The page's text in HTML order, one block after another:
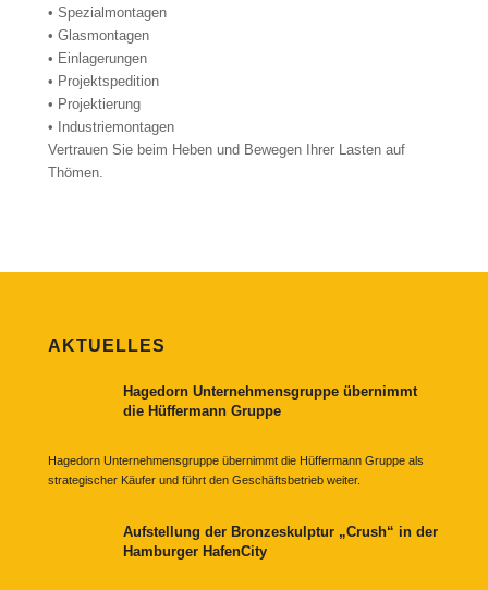
• Spezialmontagen
• Glasmontagen
• Einlagerungen
• Projektspedition
• Projektierung
• Industriemontagen
Vertrauen Sie beim Heben und Bewegen Ihrer Lasten auf
Thömen.
AKTUELLES
Hagedorn Unternehmensgruppe übernimmt
die Hüffermann Gruppe
Hagedorn Unternehmensgruppe übernimmt die Hüffermann Gruppe als
strategischer Käufer und führt den Geschäftsbetrieb weiter.
Aufstellung der Bronzeskulptur „Crush“ in der
Hamburger HafenCity